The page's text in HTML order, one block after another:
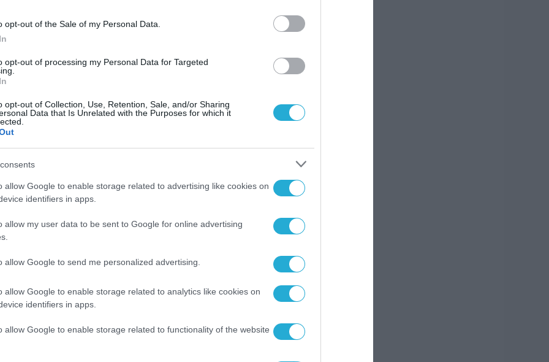
opt-out of the Sale of my Personal Data.
opt-out of processing my Personal Data for Targeted
opt-out of Collection, Use, Retention, Sale, and/or Sharing
Data that Is Unrelated with the Purposes for which it
allow Google to enable storage related to advertising like cookies on
identifiers in apps.
allow my user data to be sent to Google for online advertising
allow Google to send me personalized advertising.
allow Google to enable storage related to analytics like cookies on
identifiers in apps.
allow Google to enable storage related to functionality of the website
φυσική ύγρανση, χωρίς ορατό ατμό,
ατμόσφαιρας. Είναι ιδιαίτερα χρήσιμο τους
κλιματισμού μπορεί να κάνει τον αέρα πιο ξηρό,
αίσθηση φρεσκάδας της επιδερμίδας. Η
σχεδιασμός του, το κάνουν να ενσωματώνεται
ώστε ο αέρας του σπιτιού να παραμένει
καθαρισμού της εσωτερικής του σπιτιού
καθώς οι 5 αισθητήρες της συσκευής λειτουργούν
και μικροσκοπικούς ρύπους (αλλεργιογόνα
φιλτραρίσματος και την έξυπνη
χρόνο, το σύστημα λειτουργεί διακριτικά
όπου κάθε ανάσα γίνεται πιο ευχάριστη.